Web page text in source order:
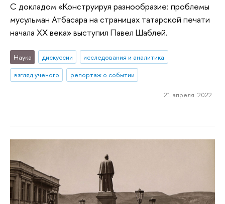
С докладом «Конструируя разнообразие: проблемы
мусульман Атбасара на страницах татарской печати
начала ХХ века» выступил Павел Шаблей.
Наука дискуссии
исследования и аналитика
взгляд ученого
репортаж о событии
21 апреля 2022